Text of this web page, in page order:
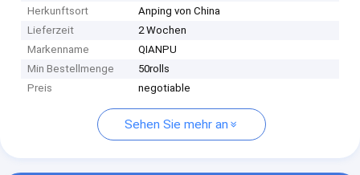
Herkunftsort
Anping von China
Lieferzeit
2 Wochen
Markenname
QIANPU
Min Bestellmenge
50rolls
Preis
negotiable
Sehen Sie mehr an